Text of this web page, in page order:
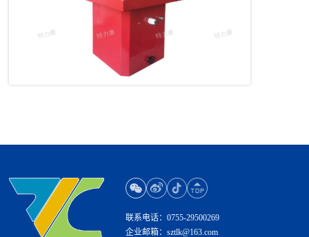
联系电话： 0755-29500269
企业邮箱： sztlk@163.com